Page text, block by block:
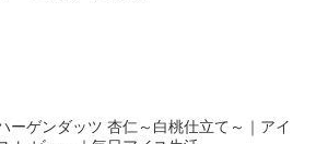
ーゲンダッツ 杏仁～白桃仕立て～｜アイ